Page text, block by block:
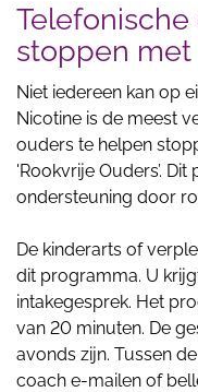
stoppen met
Niet iedereen kan op
Nicotine is de meest
ouders te helpen
'Rookvrije Ouders’.
ondersteuning door
De kinderarts of
dit programma. U
intakegesprek. Het
van 20 minuten. De
avonds zijn. Tussen
coach e-mailen of